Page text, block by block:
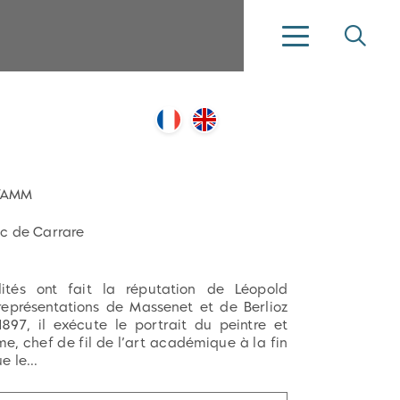
de Carrare
ont fait la réputation de Léopold
de Massenet et de Berlioz
il exécute le portrait du peintre et
chef de fil de l’art académique à la fin
le...